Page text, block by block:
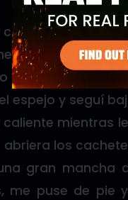
el
a
del lavamanos,
espejo y seguí
mientras
los
gran mancha
me puse de pie